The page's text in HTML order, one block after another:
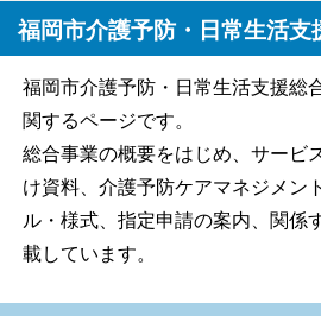
福岡市介護予防・日常生活支
福岡市介護予防・日常生活支援総
関するページです。
総合事業の概要をはじめ、サービ
け資料、介護予防ケアマネジメン
ル・様式、指定申請の案内、関係
載しています。